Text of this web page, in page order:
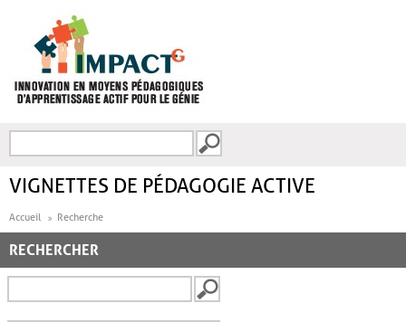
FORMULAIRE DE
VIGNETTES DE PÉDAGOGIE ACTIVE
Accueil Recherche
RECHERCHER